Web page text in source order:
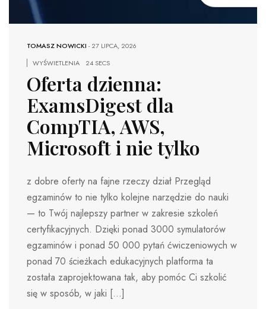
TOMASZ NOWICKI -27 LIPCA, 2026
WYŚWIETLENIA
24 SECS
Oferta dzienna:
ExamsDigest dla
CompTIA, AWS,
Microsoft i nie tylko
z dobre oferty na fajne rzeczy dział Przegląd
egzaminów to nie tylko kolejne narzędzie do nauki
— to Twój najlepszy partner w zakresie szkoleń
certyfikacyjnych. Dzięki ponad 3000 symulatorów
egzaminów i ponad 50 000 pytań ćwiczeniowych w
ponad 70 ścieżkach edukacyjnych platforma ta
została zaprojektowana tak, aby pomóc Ci szkolić
się w sposób, w jaki […]